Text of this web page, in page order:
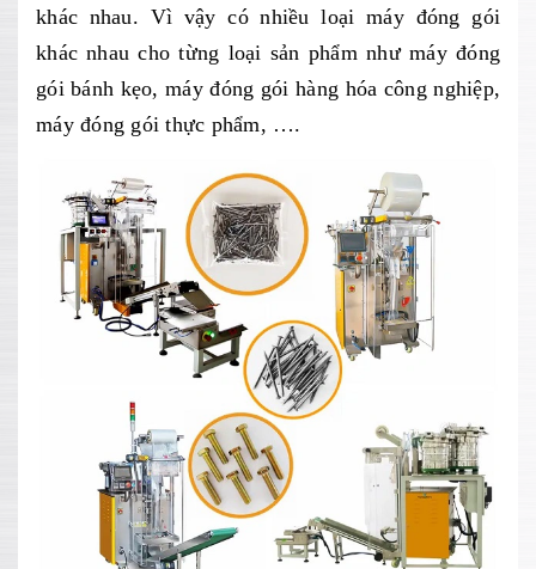
khác nhau. Vì vậy có nhiều loại máy đóng gói
khác nhau cho từng loại sản phẩm như máy đóng
gói bánh kẹo, máy đóng gói hàng hóa công nghiệp,
máy đóng gói thực phẩm, ….